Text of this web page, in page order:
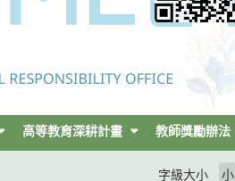
高等教育深耕計畫 教師獎勵辦法
字級大小 小